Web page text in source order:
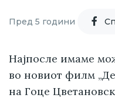
Пред 5 години
Најпосле имаме
во новиот филм
на Гоце